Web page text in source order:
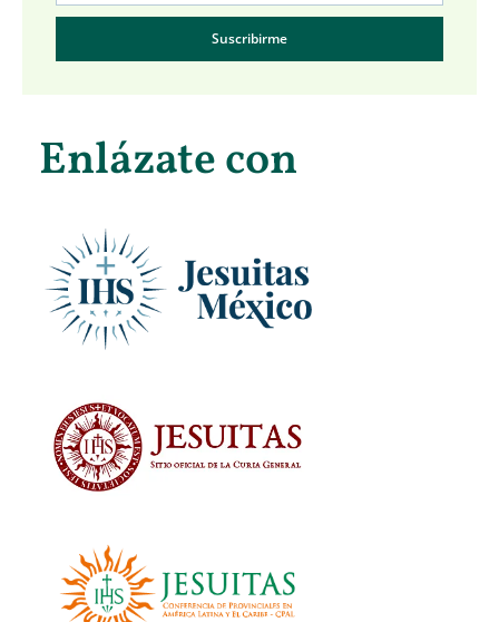
Suscribirme
Enlázate con